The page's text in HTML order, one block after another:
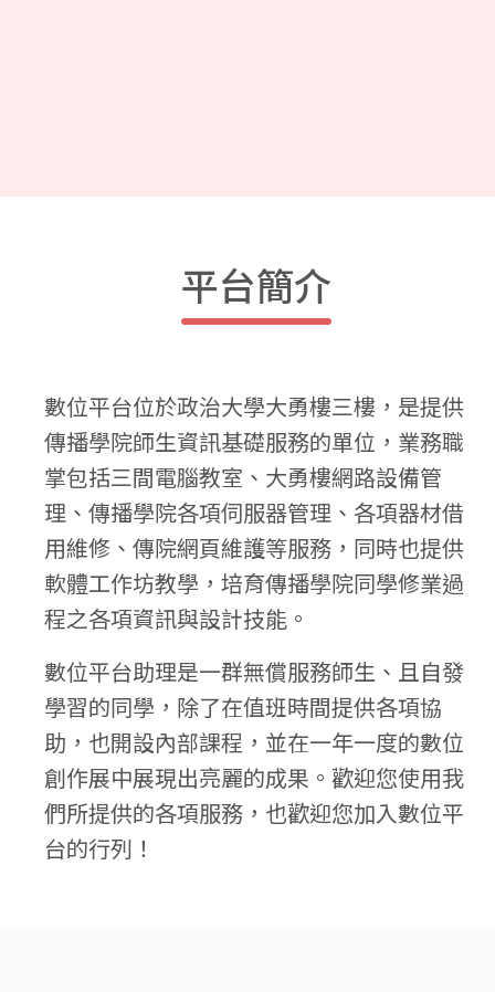
平台簡介
數位平台位於政治大學大勇樓三樓，是提供
傳播學院師生資訊基礎服務的單位，業務職
掌包括三間電腦教室、大勇樓網路設備管
理、傳播學院各項伺服器管理、各項器材借
用維修、傳院網頁維護等服務，同時也提供
軟體工作坊教學，培育傳播學院同學修業過
程之各項資訊與設計技能。
數位平台助理是一群無償服務師生、且自發
學習的同學，除了在值班時間提供各項協
助，也開設內部課程，並在一年一度的數位
創作展中展現出亮麗的成果。歡迎您使用我
們所提供的各項服務，也歡迎您加入數位平
台的行列！